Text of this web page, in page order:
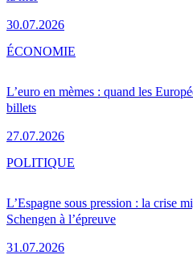
30.07.2026
L’euro en mèmes : quand les
billets
27.07.2026
ÉCONOMIE
L’Espagne sous pression : la crise
Schengen à l’épreuve
31.07.2026
POLITIQUE